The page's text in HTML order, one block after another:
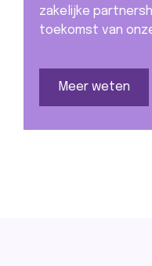
zakelijke
toekomst van
Meer weten